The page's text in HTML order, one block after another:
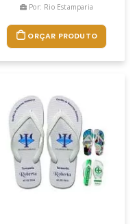
Por: Rio Estamparia
ORÇAR PRODUTO